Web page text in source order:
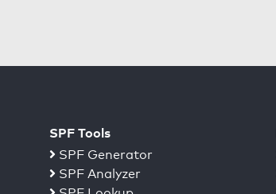
SPF Tools
SPF Generator
SPF Analyzer